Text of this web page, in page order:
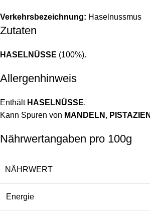
Verkehrsbezeichnung: Haselnussmus
Zutaten
HASELNÜSSE (100%).
Allergenhinweis
Enthält HASELNÜSSE.
Kann Spuren von MANDELN , PISTAZIEN
Nährwertangaben pro 100g
NÄHRWERT
Energie